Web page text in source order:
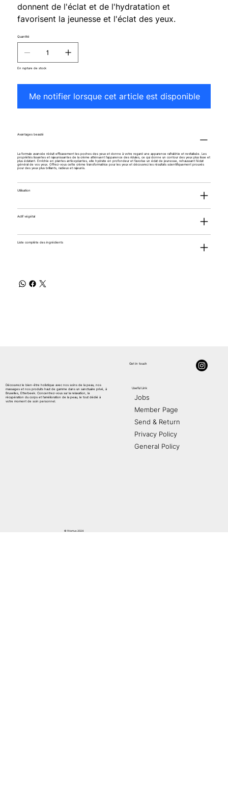
donnent de l'éclat et de l'hydratation et
favorisent la jeunesse et l'éclat des yeux.
Quantité
En rupture de stock
Me notifier lorsque cet article est disponible
Avantages beauté
La formule avancée réduit efficacement les poches des yeux et donne à votre regard une apparence rafraîchie et revitalisée. Les
propriétés lissantes et rajeunissantes de la crème atténuent l'apparence des ridules, ce qui donne un contour des yeux plus lisse et
plus éclatant. Enrichie en plantes antioxydantes, elle hydrate en profondeur et favorise un éclat de jeunesse, rehaussant l'éclat
général de vos yeux. Offrez-vous cette crème transformatrice pour les yeux et découvrez les résultats scientifiquement prouvés
pour des yeux plus brillants, radieux et rajeunis.
Utilisation
Actif végétal
Liste complète des ingrédients
Découvrez le bien-être holistique avec nos soins de la peau, nos
massages et nos produits haut de gamme dans un sanctuaire privé, à
Bruxelles, Etterbeek. Concentrez-vous sur la relaxation, la
récupération du corps et l'amélioration de la peau, le tout dédié à
votre moment de soin personnel.
AES THETIC
© l'Hortus 2024
Useful Link
Jobs
Member Page
Send & Return
Privacy Policy
General Policy
Get in touch